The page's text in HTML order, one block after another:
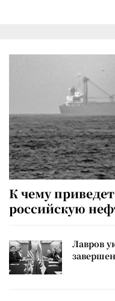
К чему
российскую
Лавров